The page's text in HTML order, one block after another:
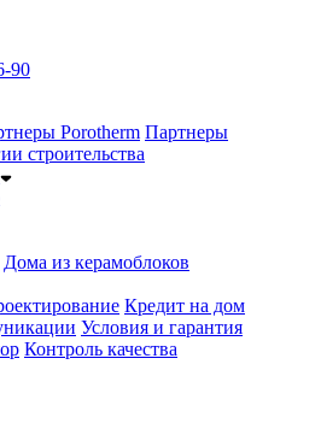
90
Porotherm Партнеры
строительства
Дома из керамоблоков
Кредит на дом
Условия и гарантия
Контроль качества